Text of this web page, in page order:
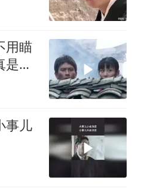
用瞄
奇
事儿